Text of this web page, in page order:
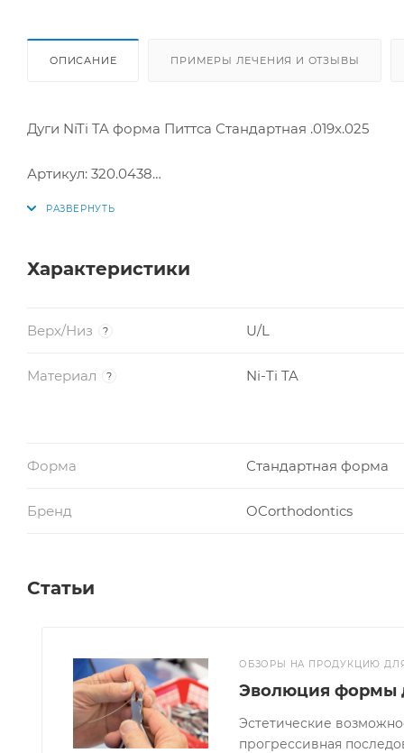
ОПИСАНИЕ ПРИМЕРЫ ЛЕЧЕНИЯ И ОТЗЫВЫ
Дуги NiTi TA форма Питтса Стандартная .019x.025
Артикул: 320.0438
Производитель: США
Характеристики
Верх/Низ ? U/L
Материал ? Ni-Ti TA
Форма Стандартная форма
Бренд OCorthodontics
Статьи
ОБЗОРЫ НА ПРОДУКЦИЮ
Эволюция формы
Эстетические
прогрессивная